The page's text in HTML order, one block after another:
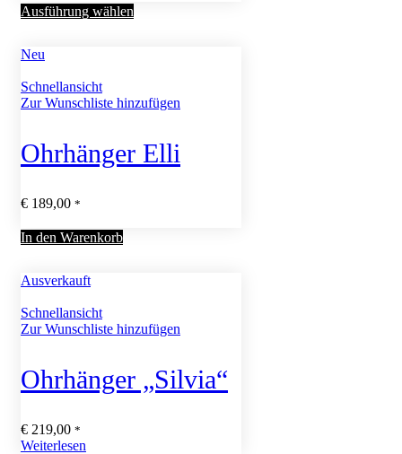
Ausführung wählen
Neu
Schnellansicht
Zur Wunschliste hinzufügen
Ohrhänger Elli
€ 189,00 *
In den Warenkorb
Ausverkauft
Schnellansicht
Zur Wunschliste hinzufügen
Ohrhänger „Silvia“
€ 219,00 *
Weiterlesen